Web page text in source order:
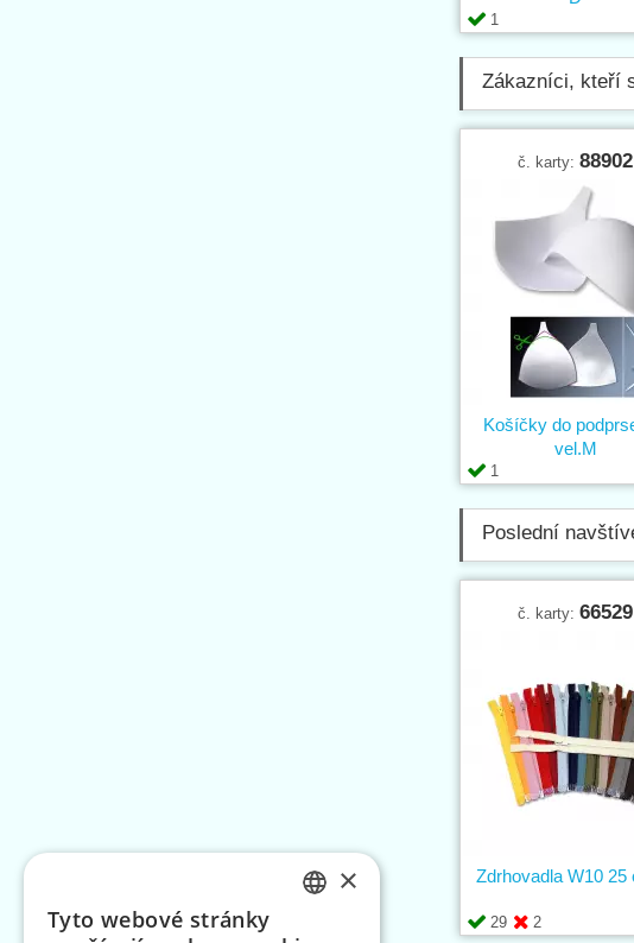
1
Zákazníci, kteří
č. karty: 88902
1
Košíčky do
vel.M
Poslední
č. karty: 66529
29 2
Zdrhovadla W10 25
×
Tyto webové stránky